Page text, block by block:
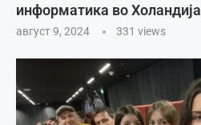
информатика во Холандија
август 9, 2024 331 views